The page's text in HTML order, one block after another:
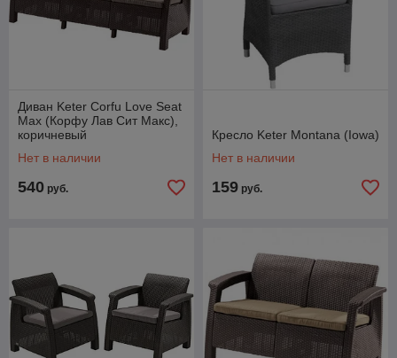
Диван Keter Corfu Love Seat
Max (Корфу Лав Сит Макс),
коричневый
Нет в наличии
540 руб.
Кресло Keter Montana (Iowa)
Нет в наличии
159 руб.